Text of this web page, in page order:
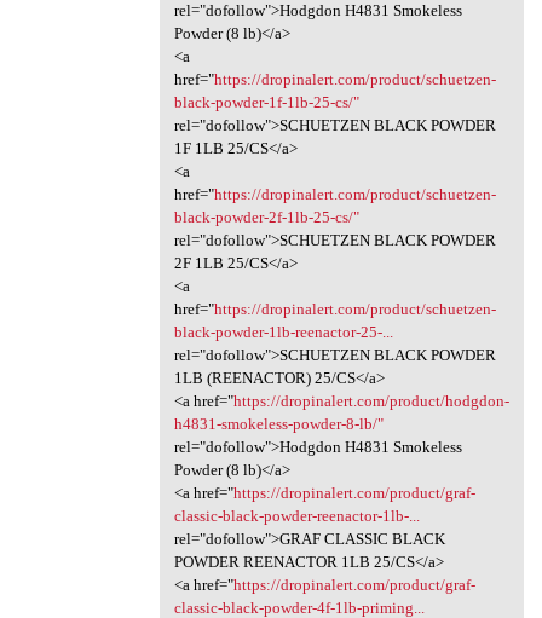
rel="dofollow">Hodgdon H4831 Smokeless
Powder (8 lb)</a>
<a
href="https://dropinalert.com/product/schuetzen-
black-powder-1f-1lb-25-cs/"
rel="dofollow">SCHUETZEN BLACK POWDER
1F 1LB 25/CS</a>
<a
href="https://dropinalert.com/product/schuetzen-
black-powder-2f-1lb-25-cs/"
rel="dofollow">SCHUETZEN BLACK POWDER
2F 1LB 25/CS</a>
<a
href="https://dropinalert.com/product/schuetzen-
black-powder-1lb-reenactor-25-...
rel="dofollow">SCHUETZEN BLACK POWDER
1LB (REENACTOR) 25/CS</a>
<a href="https://dropinalert.com/product/hodgdon-
h4831-smokeless-powder-8-lb/"
rel="dofollow">Hodgdon H4831 Smokeless
Powder (8 lb)</a>
<a href="https://dropinalert.com/product/graf-
classic-black-powder-reenactor-1lb-...
rel="dofollow">GRAF CLASSIC BLACK
POWDER REENACTOR 1LB 25/CS</a>
<a href="https://dropinalert.com/product/graf-
classic-black-powder-4f-1lb-priming...